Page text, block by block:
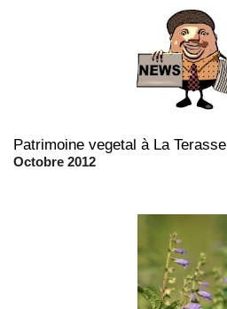
Patrimoine vegetal à La Terasse
Octobre 2012